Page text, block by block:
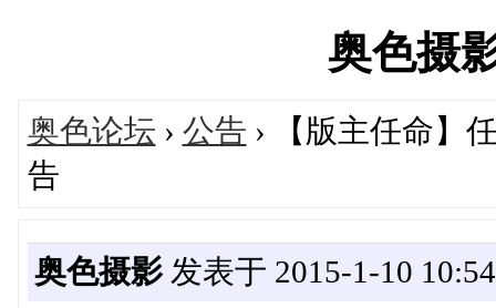
奥色摄
奥色论坛 › 公告 › 【版主任命】
告
奥色摄影发表于 2015-1-10